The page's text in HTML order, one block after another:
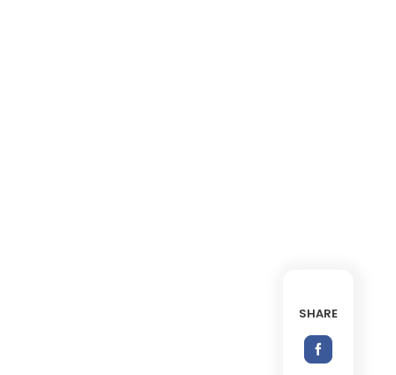
SHARE